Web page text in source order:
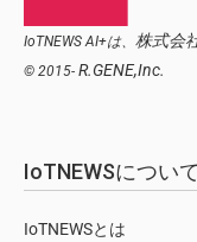
IoTNEWS AI+は、 株式会
© 2015- R.GENE,Inc.
IoTNEWSについて
IoTNEWSとは